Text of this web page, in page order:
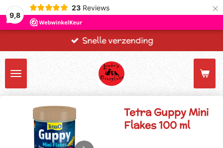
9,8
23 Reviews ×
Snelle verzending
Tetra Guppy Mini
Flakes 100 ml